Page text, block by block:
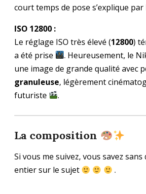
court temps de pose s’explique
ISO 12800 :
Le réglage ISO très élevé (12800)
a été prise
. Heureusement, le
une image de grande qualité avec
granuleuse, légèrement
futuriste
.
La composition
Si vous me suivez, vous savez
entier sur le sujet
.